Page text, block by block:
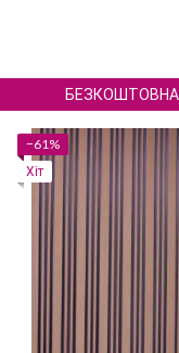
БЕЗКОШТОВНА
−61%
Хіт